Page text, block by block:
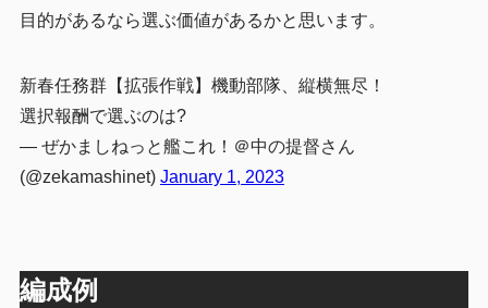
目的があるなら選ぶ価値があるかと思います。
新春任務群【拡張作戦】機動部隊、縦横無尽！
選択報酬で選ぶのは?
— ぜかましねっと艦これ！＠中の提督さん
(@zekamashinet) January 1, 2023
編成例